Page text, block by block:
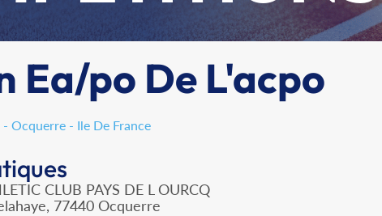
Ea/po De L'acpo
Ocquerre - Ile De France
CLUB PAYS DE L OURCQ
77440 Ocquerre